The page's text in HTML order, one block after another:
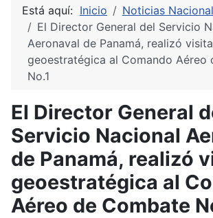
Está aquí: Inicio
Noticias
El Director General del Servicio
Aeronaval de Panamá, realizó visita
geoestratégica al Comando Aéreo
No.1
El Director General
Servicio Nacional
de Panamá, realizó
geoestratégica al
Aéreo de Combate